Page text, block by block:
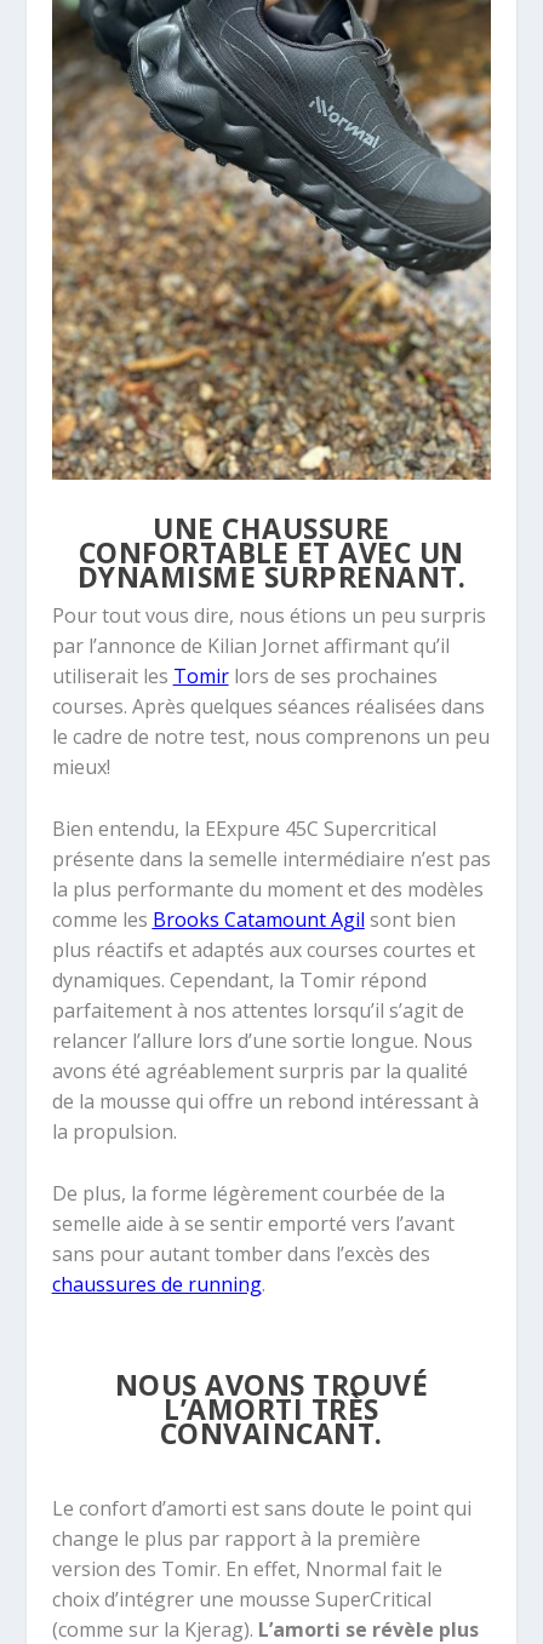
UNE CHAUSSURE
CONFORTABLE ET AVEC UN
DYNAMISME SURPRENANT.
Pour tout vous dire, nous étions un peu surpris
par l’annonce de Kilian Jornet affirmant qu’il
utiliserait les Tomirlors de ses prochaines
courses. Après quelques séances réalisées dans
le cadre de notre test, nous comprenons un peu
mieux!
Bien entendu, la EExpure 45C Supercritical
présente dans la semelle intermédiaire n’est pas
la plus performante du moment et des modèles
comme les Brooks Catamount Agil sont bien
plus réactifs et adaptés aux courses courtes et
dynamiques. Cependant, la Tomir répond
parfaitement à nos attentes lorsqu’il s’agit de
relancer l’allure lors d’une sortie longue. Nous
avons été agréablement surpris par la qualité
de la mousse qui offre un rebond intéressant à
la propulsion.
De plus, la forme légèrement courbée de la
semelle aide à se sentir emporté vers l’avant
sans pour autant tomber dans l’excès des
chaussures de running.
NOUS AVONS TROUVÉ
L’AMORTI TRÈS
CONVAINCANT.
Le confort d’amorti est sans doute le point qui
change le plus par rapport à la première
version des Tomir. En effet, Nnormal fait le
choix d’intégrer une mousse SuperCritical
(comme sur la Kjerag). L’amorti se révèle plus